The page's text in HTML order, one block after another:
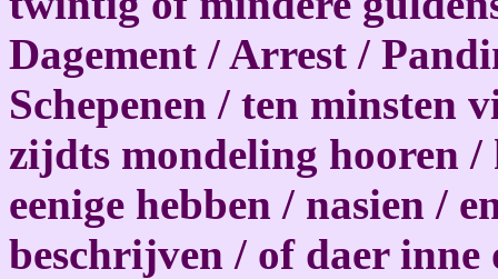
Dagement / Arrest /
Schepenen / ten minsten
zijdts mondeling hooren /
eenige hebben / nasien /
beschrijven / of daer